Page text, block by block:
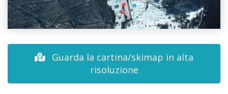
Guarda la cartina/skimap in alta
risoluzione